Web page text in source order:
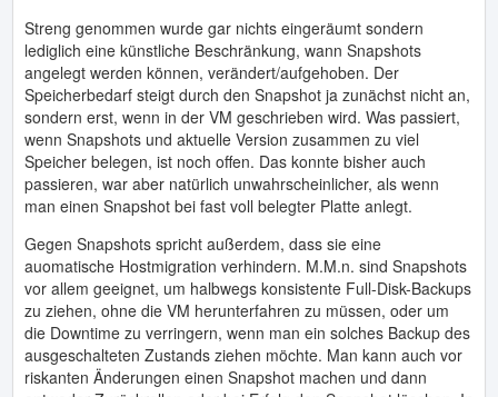
Streng genommen wurde gar nichts eingeräumt sondern
lediglich eine künstliche Beschränkung, wann Snapshots
angelegt werden können, verändert/aufgehoben. Der
Speicherbedarf steigt durch den Snapshot ja zunächst nicht an,
sondern erst, wenn in der VM geschrieben wird. Was passiert,
wenn Snapshots und aktuelle Version zusammen zu viel
Speicher belegen, ist noch offen. Das konnte bisher auch
passieren, war aber natürlich unwahrscheinlicher, als wenn
man einen Snapshot bei fast voll belegter Platte anlegt.
Gegen Snapshots spricht außerdem, dass sie eine
auomatische Hostmigration verhindern. M.M.n. sind Snapshots
vor allem geeignet, um halbwegs konsistente Full-Disk-Backups
zu ziehen, ohne die VM herunterfahren zu müssen, oder um
die Downtime zu verringern, wenn man ein solches Backup des
ausgeschalteten Zustands ziehen möchte. Man kann auch vor
riskanten Änderungen einen Snapshot machen und dann